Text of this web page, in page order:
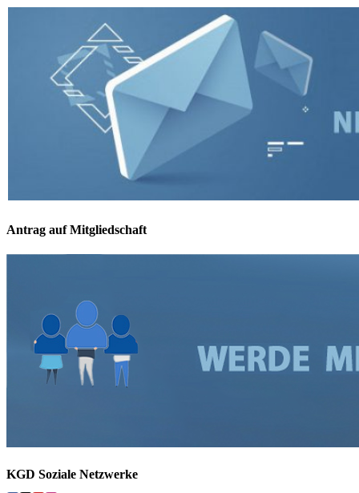
Antrag auf Mitgliedschaft
KGD Soziale Netzwerke